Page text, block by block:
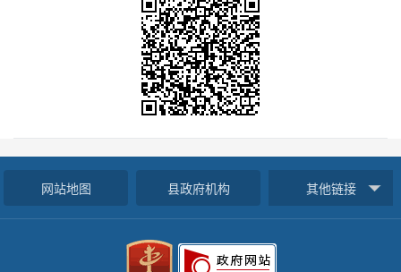
网站地图 县政府机构 其他链接